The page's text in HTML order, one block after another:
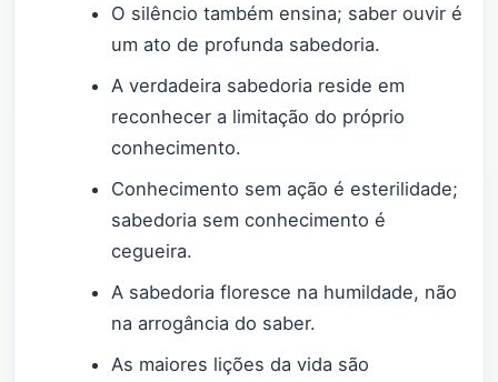
O silêncio também ensina; saber ouvir é
um ato de profunda sabedoria.
A verdadeira sabedoria reside em
reconhecer a limitação do próprio
conhecimento.
Conhecimento sem ação é esterilidade;
sabedoria sem conhecimento é
cegueira.
A sabedoria floresce na humildade, não
na arrogância do saber.
As maiores lições da vida são